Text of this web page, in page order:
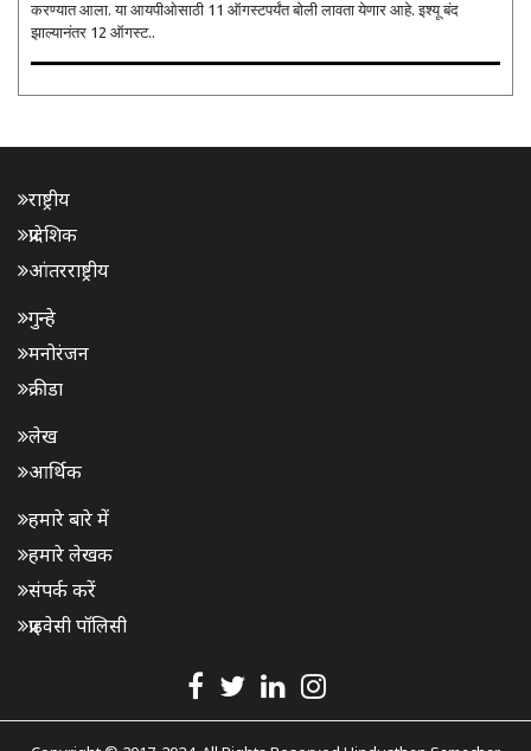
करण्यात आला. या आयपीओसाठी 11 ऑगस्टपर्यंत बोली लावता येणार आहे. इश्यू बंद
झाल्यानंतर 12 ऑगस्ट..
राष्ट्रीय
प्रादेशिक
आंतरराष्ट्रीय
गुन्हे
मनोरंजन
क्रीडा
लेख
आर्थिक
हमारे बारे में
हमारे लेखक
संपर्क करें
प्राइवेसी पॉलिसी